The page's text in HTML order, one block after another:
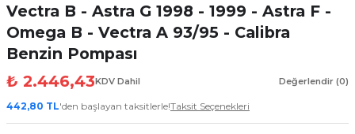
Vectra B - Astra G 1998 - 1999 - Astra F -
Omega B - Vectra A 93/95 - Calibra
Benzin Pompası
₺ 2.446,43KDV Dahil Değerlendir (0)
442,80 TL'den başlayan taksitlerle!Taksit Seçenekleri